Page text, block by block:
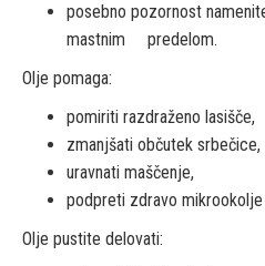
posebno pozornost
mastnim predelom.
Olje pomaga:
pomiriti razdraženo lasišče,
zmanjšati občutek srbečice,
uravnati maščenje,
podpreti zdravo mikrookolje
Olje pustite delovati: